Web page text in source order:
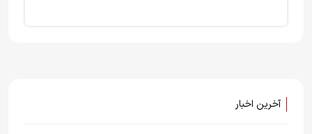
آخرین اخبار